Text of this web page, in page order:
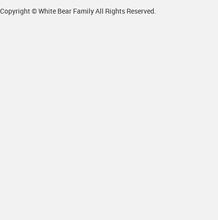
Copyright © White Bear Family All Rights Reserved.